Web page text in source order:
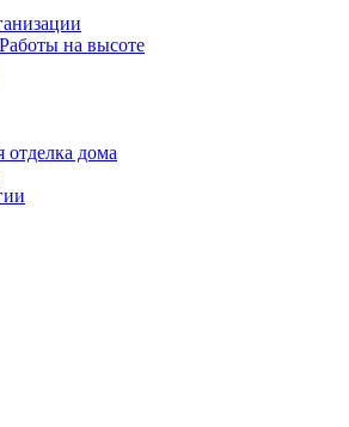
на высоте
дома